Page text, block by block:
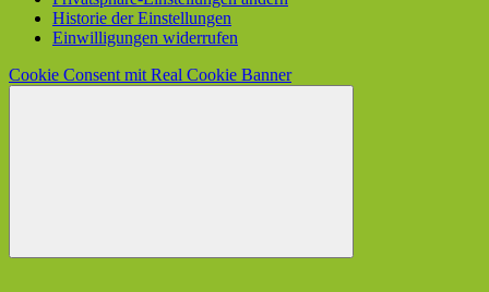
Historie der Einstellungen
Einwilligungen widerrufen
Cookie Consent mit Real Cookie Banner